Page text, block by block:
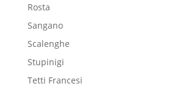
Rosta
Sangano
Scalenghe
Stupinigi
Tetti Francesi